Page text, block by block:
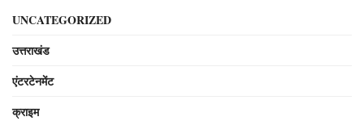
UNCATEGORIZED
उत्तराखंड
एंटरटेनमेंट
क्राइम